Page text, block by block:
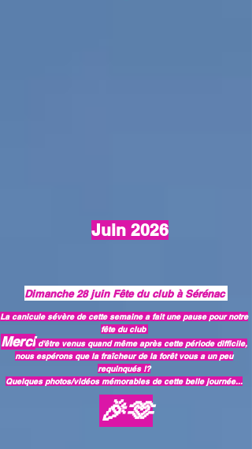
Juin 2026
Dimanche 28 juin Fête du club à Sérénac
La canicule sévère de cette semaine a fait une pause pour notre
fête du club
Merci d'être venus quand même après cette période difficile,
nous espérons que la fraîcheur de la forêt vous a un peu
requinqués !?
Quelques photos/vidéos mémorables de cette belle journée...
🎉🫶